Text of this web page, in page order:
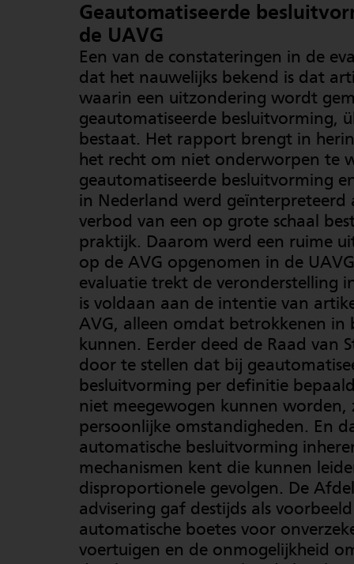
Geautomatiseerde
de UAVG
Een van de constateringen in de
dat het nauwelijks bekend is dat
waarin een uitzondering wordt
geautomatiseerde besluitvorming,
bestaat. Het rapport brengt in
het recht om niet onderworpen te
geautomatiseerde besluitvorming
in Nederland werd geïnterpreteerd
verbod van een op grote schaal
praktijk. Daarom werd een ruime
op de AVG opgenomen in de
evaluatie trekt de veronderstelling
is voldaan aan de intentie van
AVG, alleen omdat betrokkenen in
kunnen. Eerder deed de Raad van
door te stellen dat bij
besluitvorming per definitie
niet meegewogen kunnen worden,
persoonlijke omstandigheden. En
automatische besluitvorming
mechanismen kent die kunnen
disproportionele gevolgen. De
advisering gaf destijds als
automatische boetes voor
voertuigen en de onmogelijkheid